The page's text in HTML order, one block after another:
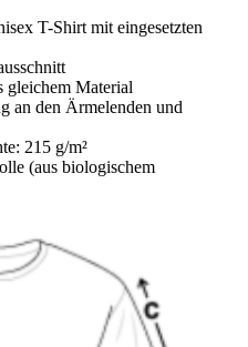
T-Shirt mit eingesetzten
gleichem Material
an den Ärmelenden und
215 g/m²
(aus biologischem